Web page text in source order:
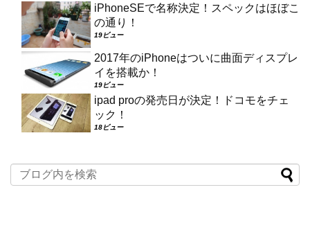
iPhoneSEで名称決定！スペックはほぼこ
の通り！
19ビュー
2017年のiPhoneはついに曲面ディスプレ
イを搭載か！
19ビュー
ipad proの発売日が決定！ドコモをチェ
ック！
18ビュー